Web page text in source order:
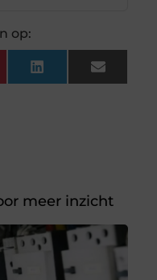
op:
LinkedInEmail
meer inzicht